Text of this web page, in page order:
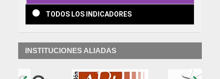
TODOS LOS INDICADORES
INSTITUCIONES ALIADAS